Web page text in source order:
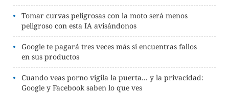
Tomar curvas peligrosas con la moto será menos
peligroso con esta IA avisándonos
Google te pagará tres veces más si encuentras fallos
en sus productos
Cuando veas porno vigila la puerta... y la privacidad:
Google y Facebook saben lo que ves